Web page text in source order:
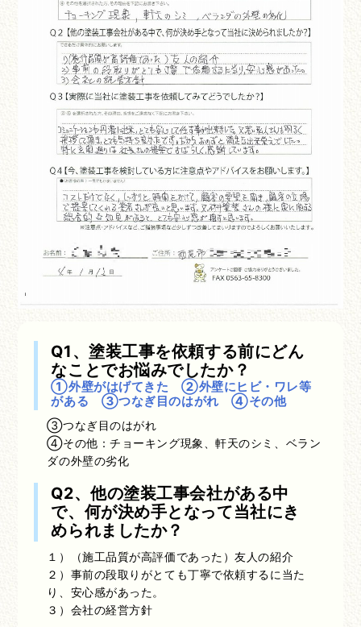
Q1、塗装工事を依頼する前にどん
なことでお悩みでしたか？
①外壁がはげてきた ②外壁にヒビ・ワレ等
がある ③つなぎ目のはがれ ④その他
③つなぎ目のはがれ
④その他：チョーキング現象、軒天のシミ、ベラン
ダの外壁の劣化
Q2、他の塗装工事会社がある中
で、何が決め手となって当社にき
められましたか？
１）（施工品質が高評価であった）友人の紹介
２）事前の段取りがとても丁寧で依頼するに当た
り、安心感があった。
３）会社の経営方針